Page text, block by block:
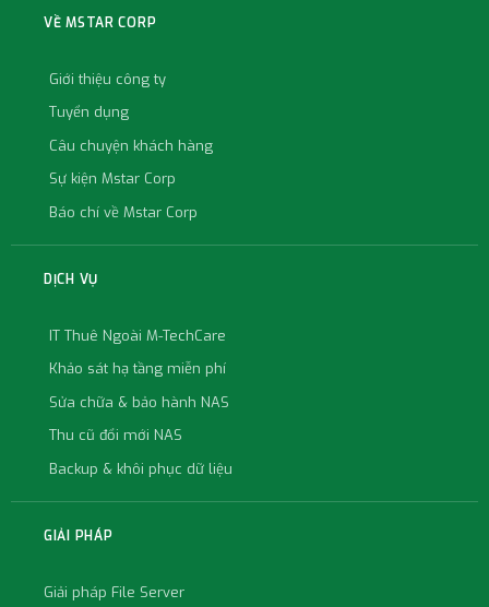
VỀ MSTAR CORP
Giới thiệu công ty
Tuyển dụng
Câu chuyện khách hàng
Sự kiện Mstar Corp
Báo chí về Mstar Corp
DỊCH VỤ
IT Thuê Ngoài M-TechCare
Khảo sát hạ tầng miễn phí
Sửa chữa & bảo hành NAS
Thu cũ đổi mới NAS
Backup & khôi phục dữ liệu
GIẢI PHÁP
Giải pháp File Server